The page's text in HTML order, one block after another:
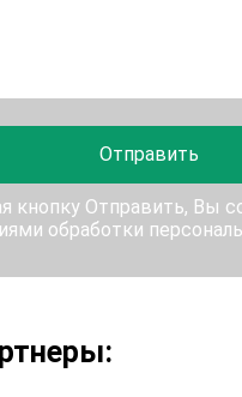
Отправить
кнопку Отправить, Вы
обработки